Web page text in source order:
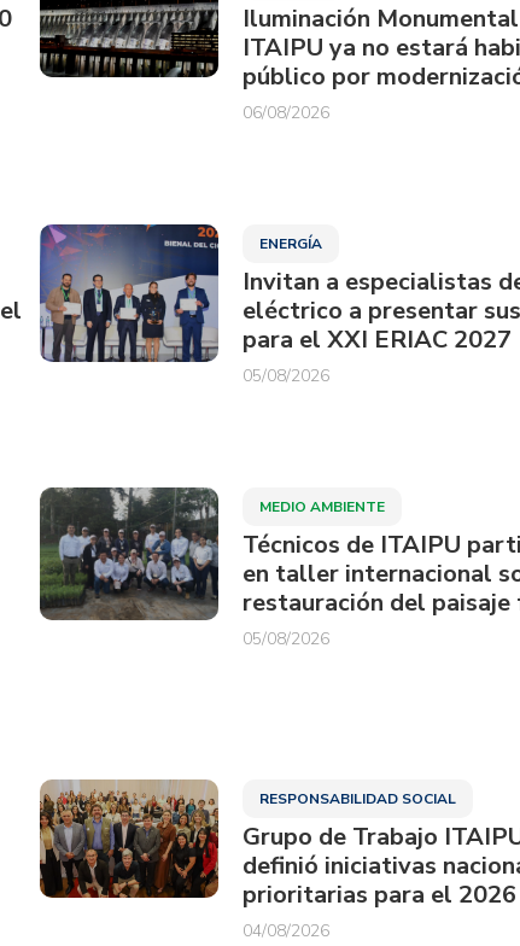
Iluminación
ITAIPU ya no estará
público por
06/08/2026
ENERGÍA
Invitan a especialistas
eléctrico a presentar
para el XXI ERIAC 2027
05/08/2026
MEDIO AMBIENTE
Técnicos de ITAIPU
en taller internacional
restauración del
05/08/2026
RESPONSABILIDAD SOCIAL
Grupo de Trabajo
definió iniciativas
prioritarias para el 2026
04/08/2026